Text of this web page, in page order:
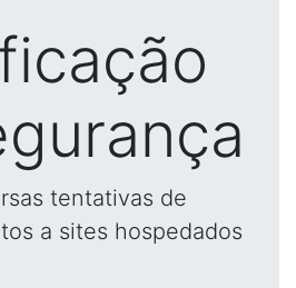
tentativas de
a sites hospedados